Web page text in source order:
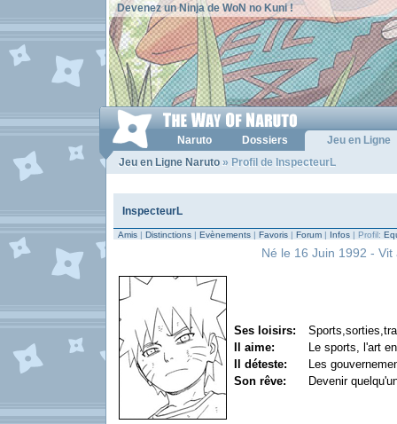
Devenez un Ninja de WoN no Kuni !
Naruto Dossiers
Jeu en Ligne
Jeu en Ligne Naruto » Profil de InspecteurL
InspecteurL
Amis | Distinctions | Evènements | Favoris | Forum | Infos | Profil:
Né le 16 Juin 1992 -
Ses loisirs:
Il aime:
Le sports, l'art
Il déteste:
Les
Son rêve:
Devenir